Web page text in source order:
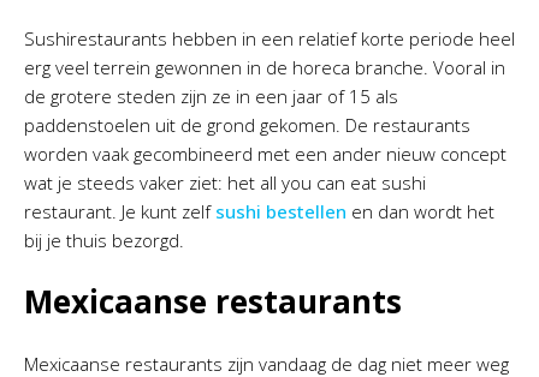
Sushirestaurants hebben in een relatief korte periode heel
erg veel terrein gewonnen in de horeca branche. Vooral in
de grotere steden zijn ze in een jaar of 15 als
paddenstoelen uit de grond gekomen. De restaurants
worden vaak gecombineerd met een ander nieuw concept
wat je steeds vaker ziet: het all you can eat sushi
restaurant. Je kunt zelf sushi bestellen en dan wordt het
bij je thuis bezorgd.
Mexicaanse restaurants
Mexicaanse restaurants zijn vandaag de dag niet meer weg